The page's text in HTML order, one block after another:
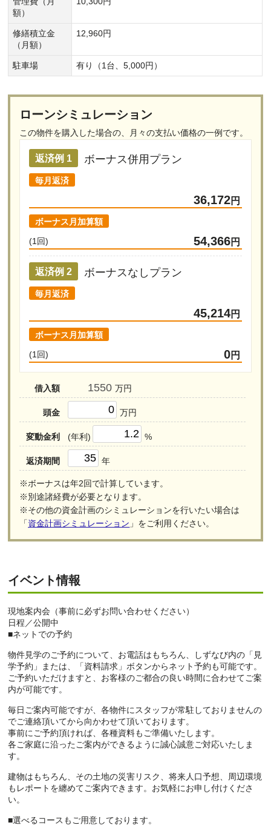
額）
修繕積立金
（月額）
12,960円
駐車場 有り（1台、5,000円）
ローンシミュレーション
この物件を購入した場合の、 月々の支払い価格の一例です。
返済例 1 ボーナス併用プラン
毎月返済
36,172円
ボーナス月加算額
(1回)
54,366円
返済例 2 ボーナスなしプラン
毎月返済
45,214円
ボーナス月加算額
(1回)
0円
借入額 万円
頭金 万円
変動金利 (年利) %
返済期間 年
※ボーナスは年2回で計算しています。
※別途諸経費が必要となります。
※その他の資金計画のシミュレーションを行いたい場合は
「資金計画シミュレーション 」をご利用ください。
イベント情報
現地案内会（事前に必ずお問い合わせください）
日程／公開中
■ネットでの予約
物件見学のご予約について、お電話はもちろん、しずなび内の「見
学予約」または、「資料請求」ボタンからネット予約も可能です。
ご予約いただけますと、お客様のご都合の良い時間に合わせてご案
内が可能です。
毎日ご案内可能ですが、各物件にスタッフが常駐しておりませんの
でご連絡頂いてから向かわせて頂いております。
事前にご予約頂ければ、各種資料もご準備いたします。
各ご家庭に沿ったご案内ができるように誠心誠意ご対応いたしま
す。
建物はもちろん、その土地の災害リスク、将来人口予想、周辺環境
もレポートを纏めてご案内できます。お気軽にお申し付けくださ
い。
■選べるコースもご用意しております。